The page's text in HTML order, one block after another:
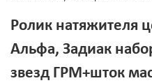
Ролик натяжителя
Альфа, Задиак
звезд ГРМ+шток